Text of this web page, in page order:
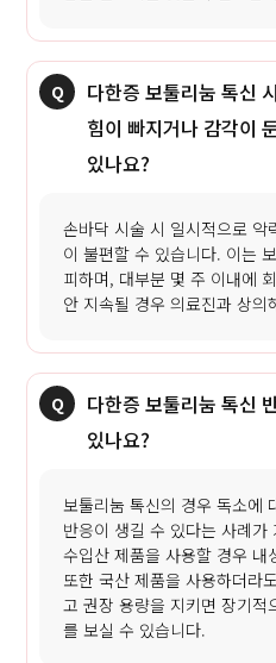
다한증 보툴리눔 톡신
힘이 빠지거나 감각이
있나요?
손바닥 시술 시 일시적으로
이 불편할 수 있습니다. 이는
피하며, 대부분 몇 주 이내에
안 지속될 경우 의료진과 상의
다한증 보툴리눔 톡신
있나요?
보툴리눔 톡신의 경우 독소에
반응이 생길 수 있다는 사례
수입산 제품을 사용할 경우 내
또한 국산 제품을 사용하더라
고 권장 용량을 지키면 장기
를 보실 수 있습니다.